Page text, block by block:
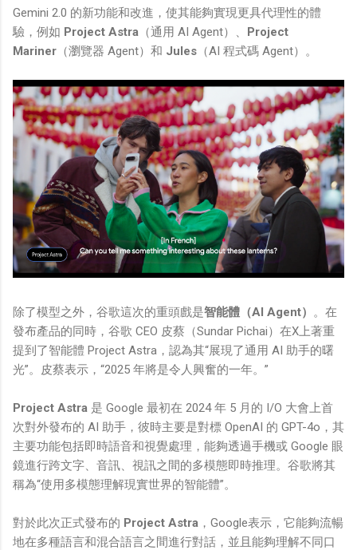
Gemini 2.0 的新功能和改進，使其能夠實現更具代理性的體
驗，例如 Project Astra （通用 AI Agent）、 Project
Mariner （瀏覽器 Agent）和 Jules （AI 程式碼 Agent）。
除了模型之外，谷歌這次的重頭戲是智能體（AI Agent） 。在
發布產品的同時，谷歌 CEO 皮蔡（Sundar Pichai）在X上著重
提到了智能體 Project Astra，認為其“展現了通用 AI 助手的曙
光”。皮蔡表示，“2025 年將是令人興奮的一年。”
Project Astra‌ 是 Google 最初在 2024 年 5 月的 I/O 大會上首
次對外發布的 AI 助手，彼時主要是對標 OpenAI 的 GPT-4o，其
主要功能包括即時語音和視覺處理，能夠透過手機或 Google 眼
鏡進行跨文字、音訊、視訊之間的多模態即時推理‌。谷歌將其
稱為“使用多模態理解現實世界的智能體”。
對於此次正式發布的 Project Astra‌ ，Google表示，它能夠流暢
地在多種語言和混合語言之間進行對話，並且能夠理解不同口